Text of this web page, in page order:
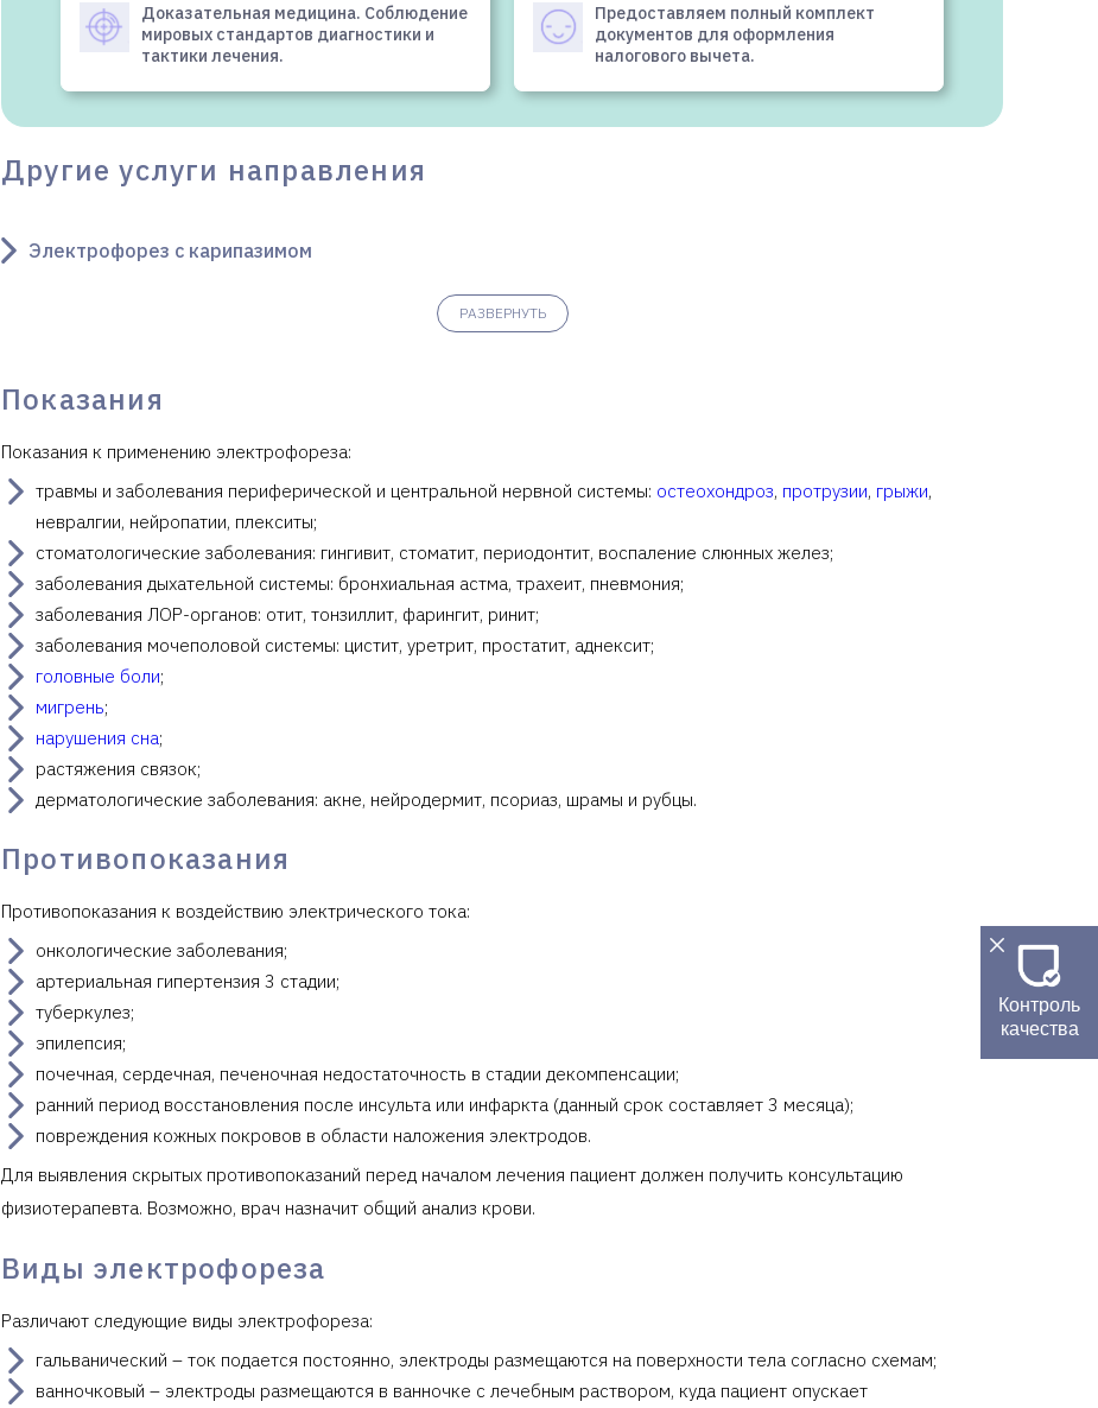
Доказательная медицина. Соблюдение
мировых стандартов диагностики и
тактики лечения.
Предоставляем полный комплект
документов для оформления
налогового вычета.
Другие услуги направления
Электрофорез с карипазимом
РАЗВЕРНУТЬ
Показания
Показания к применению электрофореза:
травмы и заболевания периферической и центральной нервной системы: остеохондроз, протрузии, грыжи,
невралгии, нейропатии, плекситы;
стоматологические заболевания: гингивит, стоматит, периодонтит, воспаление слюнных желез;
заболевания дыхательной системы: бронхиальная астма, трахеит, пневмония;
заболевания ЛОР-органов: отит, тонзиллит, фарингит, ринит;
заболевания мочеполовой системы: цистит, уретрит, простатит, аднексит;
головные боли;
мигрень;
нарушения сна;
растяжения связок;
дерматологические заболевания: акне, нейродермит, псориаз, шрамы и рубцы.
Противопоказания
Противопоказания к воздействию электрического тока:
онкологические заболевания;
артериальная гипертензия 3 стадии;
туберкулез;
эпилепсия;
почечная, сердечная, печеночная недостаточность в стадии декомпенсации;
ранний период восстановления после инсульта или инфаркта (данный срок составляет 3 месяца);
повреждения кожных покровов в области наложения электродов.
Для выявления скрытых противопоказаний перед началом лечения пациент должен получить консультацию
физиотерапевта. Возможно, врач назначит общий анализ крови.
Виды электрофореза
Различают следующие виды электрофореза:
гальванический – ток подается постоянно, электроды размещаются на поверхности тела согласно схемам;
ванночковый – электроды размещаются в ванночке с лечебным раствором, куда пациент опускает
Контроль
качества